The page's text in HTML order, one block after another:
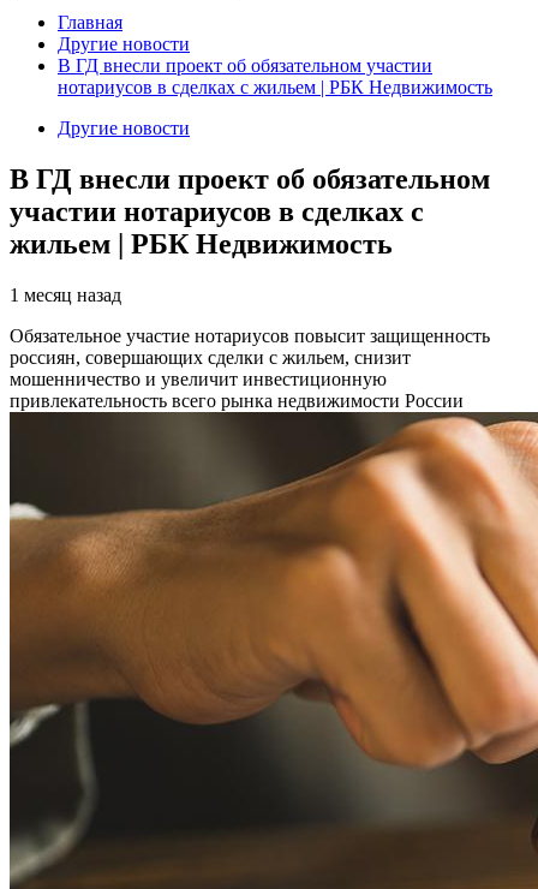
Главная
Другие новости
В ГД внесли проект об обязательном участии
нотариусов в сделках с жильем | РБК Недвижимость
Другие новости
В ГД внесли проект об обязательном
участии нотариусов в сделках с
жильем | РБК Недвижимость
1 месяц назад
Обязательное участие нотариусов повысит защищенность
россиян, совершающих сделки с жильем, снизит
мошенничество и увеличит инвестиционную
привлекательность всего рынка недвижимости России